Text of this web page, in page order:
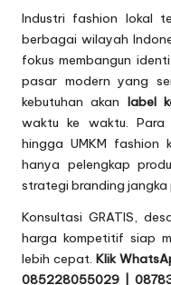
Industri fashion lokal
berbagai wilayah
fokus membangun
pasar modern yang
kebutuhan akan label
waktu ke waktu. Para
hingga UMKM fashion
hanya pelengkap
strategi branding jangka
Konsultasi GRATIS,
harga kompetitif siap
lebih cepat. Klik
085228055029 |